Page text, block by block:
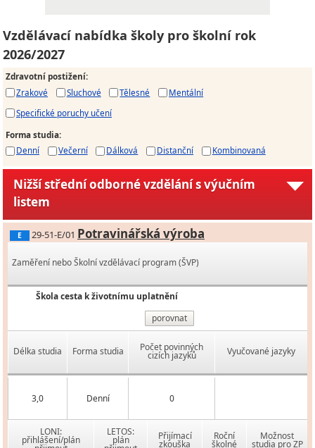
Vzdělávací nabídka školy pro školní rok
2026/2027
Zdravotní postižení:
Zrakové
Sluchové Tělesné
Mentální
Specifické poruchy učení
Forma studia:
Denní
Večerní Dálková Distanční Kombinovaná
Nižší střední odborné vzdělání s výučním
listem
E 29-51-E/01 Potravinářská výroba
Zaměření nebo Školní vzdělávací program (ŠVP)
Škola cesta k životnímu uplatnění
porovnat
Délka studia Forma studia Počet povinných
cizích jazyků Vyučované jazyky
3,0 Denní 0
LONI:
přihlášení/plán
LETOS:
plán Přijímací
zkouška
Roční
školné
Možnost
studia pro ZP